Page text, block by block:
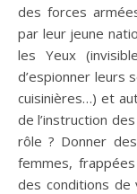
des forces
par leur jeune
les Yeux
d’espionner leurs
cuisinières…) et
de l’instruction
rôle ? Donner
femmes,
des conditions de